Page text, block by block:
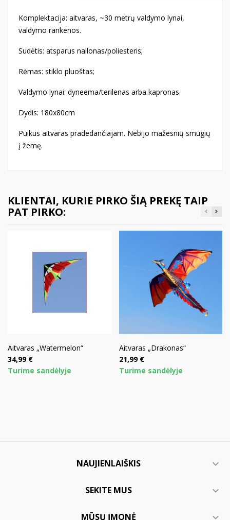
Komplektacija: aitvaras, ~30 metrų valdymo lynai,
valdymo rankenos.
Sudėtis: atsparus nailonas/poliesteris;
Rėmas: stiklo pluoštas;
Valdymo lynai: dyneema/terilenas arba kapronas.
Dydis: 180x80cm
Puikus aitvaras pradedančiajam. Nebijo mažesnių smūgių
į žemę.
KLIENTAI, KURIE PIRKO ŠIĄ PREKĘ TAIP
PAT PIRKO:
Aitvaras „Watermelon“
Kaina
34,99 €
Turime sandėlyje
Aitvaras „Drakonas“
Kaina
21,99 €
Turime sandėlyje
NAUJIENLAIŠKIS 
SEKITE MUS 
MŪSŲ ĮMONĖ 